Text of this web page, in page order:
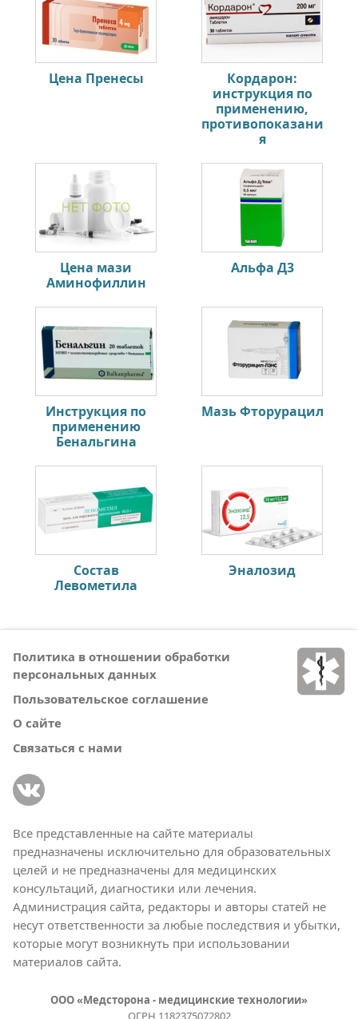
Цена Пренесы
Кордарон:
инструкция по
применению,
противопоказани
я
Цена мази
Аминофиллин
Альфа Д3
Инструкция по
применению
Бенальгина
Мазь Фторурацил
Состав
Левометила
Эналозид
Политика в отношении обработки
персональных данных
Пользовательское соглашение
О сайте
Связаться с нами
Все представленные на сайте материалы
предназначены исключительно для образовательных
целей и не предназначены для медицинских
консультаций, диагностики или лечения.
Администрация сайта, редакторы и авторы статей не
несут ответственности за любые последствия и убытки,
которые могут возникнуть при использовании
материалов сайта.
ООО «Медсторона - медицинские технологии»
ОГРН 1182375072802